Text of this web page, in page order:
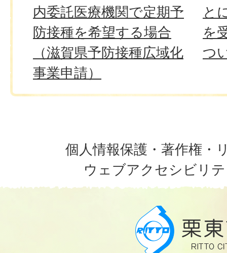
内委託医療機関で定期予
防接種を希望する場合
（滋賀県予防接種広域化
事業申請）
と
を
つ
個人情報保護・著作権・
ウェブアクセシビリ